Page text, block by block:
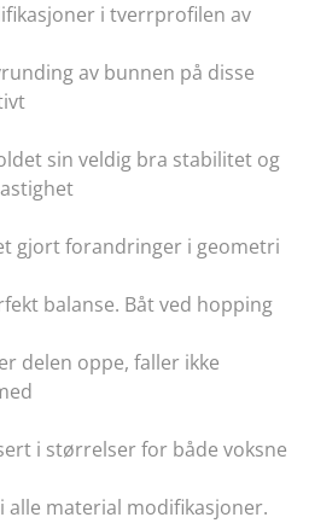
i tverrprofilen av
av bunnen på disse
sin veldig bra stabilitet og
gjort forandringer i geometri
balanse. Båt ved hopping
delen oppe, faller ikke
i størrelser for både voksne
alle material modifikasjoner.